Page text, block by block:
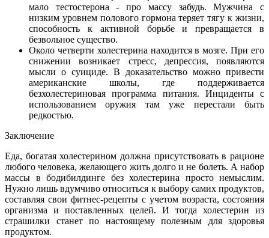
мало тестостерона - про массу забудь. Мужчина с
низким уровнем полового гормона теряет тягу к жизни,
способность к активной борьбе и превращается в
безвольное существо.
Около четверти холестерина находится в мозге. При его
снижении возникает стресс, депрессия, появляются
мысли о суициде. В доказательство можно привести
американские школы, где поддерживается
безхолестериновая программа питания. Инциденты с
использованием оружия там уже перестали быть
редкостью.
Заключение
Еда, богатая холестерином должна присутствовать в рационе
любого человека, желающего жить долго и не болеть. А набор
массы в бодибилдинге без холестерина просто немыслим.
Нужно лишь вдумчиво относиться к выбору самих продуктов,
составляя свои фитнес-рецепты с учетом возраста, состояния
организма и поставленных целей. И тогда холестерин из
страшилки станет по настоящему полезным для здоровья
продуктом.